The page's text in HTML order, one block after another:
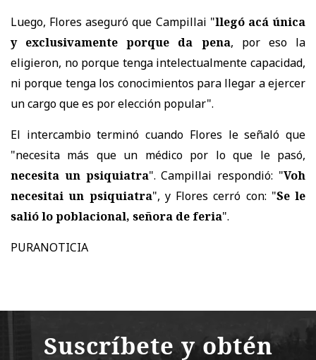
Luego, Flores aseguró que Campillai "llegó acá única
y exclusivamente porque da pena, por eso la
eligieron, no porque tenga intelectualmente capacidad,
ni porque tenga los conocimientos para llegar a ejercer
un cargo que es por elección popular".
El intercambio terminó cuando Flores le señaló que
"necesita más que un médico por lo que le pasó,
necesita un psiquiatra". Campillai respondió: "Voh
necesitai un psiquiatra", y Flores cerró con: "Se le
salió lo poblacional, señora de feria".
PURANOTICIA